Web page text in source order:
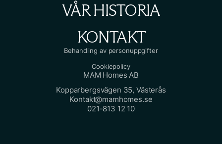
VÅR HISTORIA
KONTAKT
Behandling av personuppgifter
Cookiepolicy
MAM Homes AB
Kopparbergsvägen 35, Västerås
Kontakt@mamhomes.se
021-813 12 10